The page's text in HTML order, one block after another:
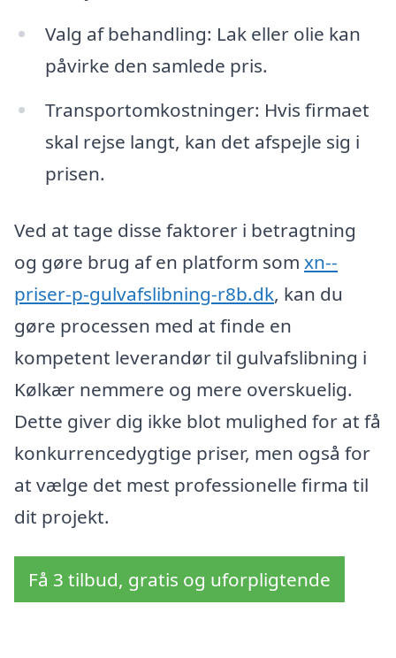
Valg af behandling: Lak eller olie kan
påvirke den samlede pris.
Transportomkostninger: Hvis firmaet
skal rejse langt, kan det afspejle sig i
prisen.
Ved at tage disse faktorer i betragtning
og gøre brug af en platform som xn--
priser-p-gulvafslibning-r8b.dk, kan du
gøre processen med at finde en
kompetent leverandør til gulvafslibning i
Kølkær nemmere og mere overskuelig.
Dette giver dig ikke blot mulighed for at få
konkurrencedygtige priser, men også for
at vælge det mest professionelle firma til
dit projekt.
Få 3 tilbud, gratis og uforpligtende